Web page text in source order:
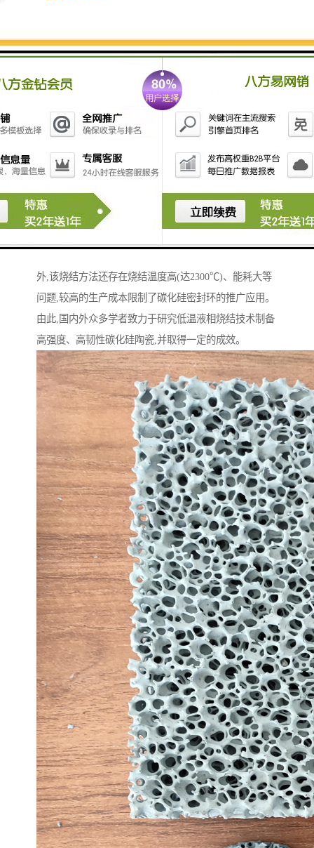
碳化硅陶瓷具有比重小、硬度高、比强度高、耐磨、耐
械密封材料,广泛用于各类特殊工况条件下工业设备和装
置的机械密封。目前,工业化生产的碳化硅陶瓷密封环主
要采用反应烧结法制备；由于游离硅的存在,反应烧结碳
化硅密封环的耐高温性、耐腐蚀性较差,力学性能偏低,对
应用环境和工况条件有诸多限制。而对使用温度、耐腐
蚀性能等要求较高的密封环则采用无压固相烧结法制
备；该烧结方法制得的密封环硬度高、弹性模量大,但抗
外,该烧结方法还存在烧结温度高(达2300℃)、能耗大等
问题,较高的生产成本限制了碳化硅密封环的推广应用。
由此,国内外众多学者致力于研究低温液相烧结技术制备
高强度、高韧性碳化硅陶瓷,并取得一定的成效。